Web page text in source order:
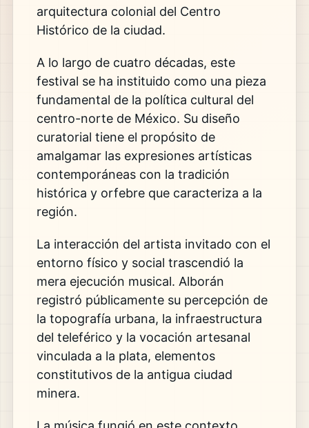
arquitectura colonial del Centro
Histórico de la ciudad.
A lo largo de cuatro décadas, este
festival se ha instituido como una pieza
fundamental de la política cultural del
centro-norte de México. Su diseño
curatorial tiene el propósito de
amalgamar las expresiones artísticas
contemporáneas con la tradición
histórica y orfebre que caracteriza a la
región.
La interacción del artista invitado con el
entorno físico y social trascendió la
mera ejecución musical. Alborán
registró públicamente su percepción de
la topografía urbana, la infraestructura
del teleférico y la vocación artesanal
vinculada a la plata, elementos
constitutivos de la antigua ciudad
minera.